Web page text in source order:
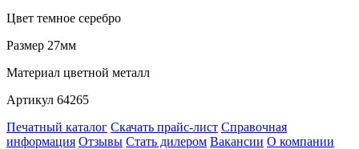
Цвет темное серебро
Размер 27мм
Материал цветной металл
Артикул 64265
Печатный каталог Скачать прайс-лист Справочная
информация Отзывы Стать дилером Вакансии О компании